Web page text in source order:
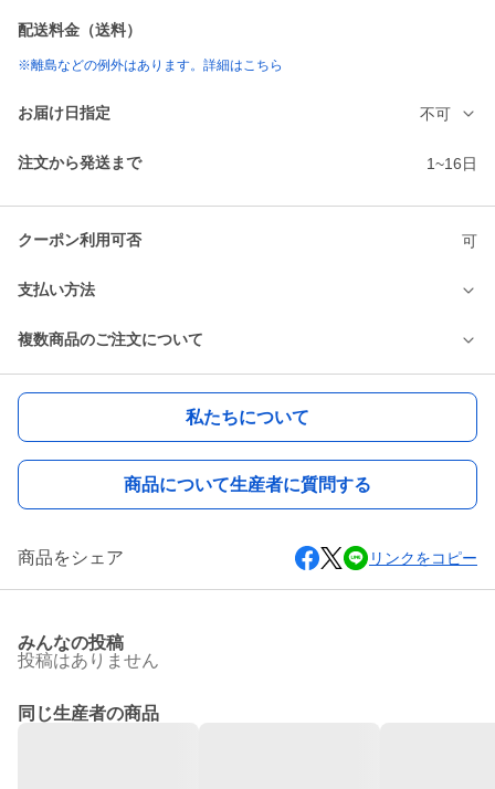
配送料金（送料）
※離島などの例外はあります。詳細はこちら
お届け日指定 不可
注文から発送まで 1~16日
クーポン利用可否 可
支払い方法
複数商品のご注文について
私たちについて
商品について生産者に質問する
商品をシェア リンクをコピー
みんなの投稿
投稿はありません
同じ生産者の商品